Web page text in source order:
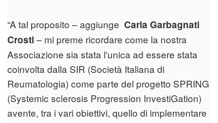
“A tal proposito – aggiunge Carla Garbagnati
Crosti – mi preme ricordare come la nostra
Associazione sia stata l'unica ad essere stata
coinvolta dalla SIR (Società Italiana di
Reumatologia) come parte del progetto SPRING
(Systemic sclerosis Progression InvestiGation)
avente, tra i vari obiettivi, quello di implementare